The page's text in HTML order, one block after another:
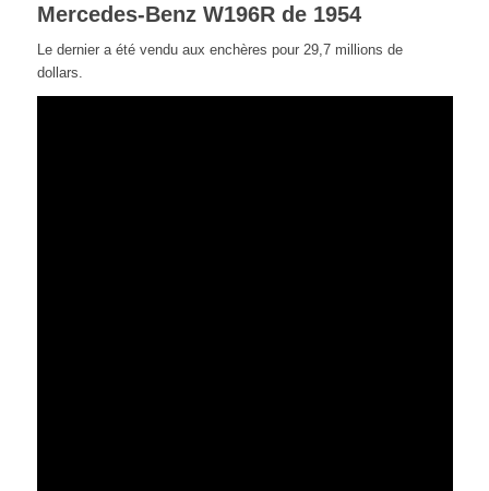
Mercedes-Benz W196R de 1954
Le dernier a été vendu aux enchères pour 29,7 millions de
dollars.